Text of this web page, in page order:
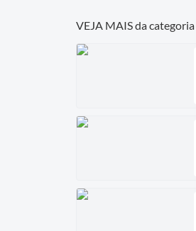
VEJA MAIS da categoria